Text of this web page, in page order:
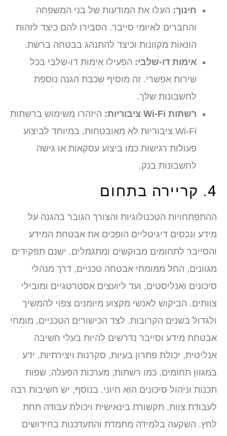
חינוך:העלו את המודעות של בני המשפחה
והחברים לאיומי סייבר. הסבירו להם כיצד לזהות
הונאות מקוונות וכיצד להתנהג בבטחה ברשת.
אימות דו-שלבי:הפעילו אימות דו-שלבי בכל
שירות אפשרי. זה מוסיף שכבת הגנה נוספת
לחשבונות שלך.
רשתות Wi-Fi ציבוריות:
היזהרו משימוש ברשתות
Wi-Fi ציבוריות לא מאובטחות, במיוחד לביצוע
פעולות רגישות כמו ביצוע עסקאות או גישה
לחשבונות בנק.
4. קריירה בתחום
ההתפתחויות הטכנולוגיות והצורך הגובר בהגנה על
מידע ונכסים דיגיטליים הופכים את אבטחת המידע
והסייבר לתחומים מבוקשים ומתגמלים. ישנם תפקידים
מגוונים, החל ממומחי אבטחה טכניים, דרך מנהלי
סיכונים ואנליסטים, ועד ליועצים אסטרטגיים ומובילי
צוותים. הביקוש לאנשי מקצוע מיומנים צפוי להמשיך
ולגדול בשנים הקרובות. לצד הכישורים הטכניים, מומחי
אבטחת מידע וסייבר נדרשים להיות בעלי חשיבה
אנליטית, יכולת פתרון בעיות, סקרנות ויצירתיות. ידע
במגוון תחומים, כמו רשתות, מערכות הפעלה, שפות
תכנות וניהול סיכונים הוא חיוני. בנוסף, יש חשיבות רבה
לעבודת צוות, תקשורת בינאישית ויכולת עבודה תחת
לחץ. השקעה בלמידה מתמדת והתעדכנות בחידושים